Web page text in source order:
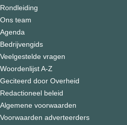
Rondleiding
Ons team
Agenda
Bedrijvengids
Veelgestelde vragen
Woordenlijst A-Z
Geciteerd door Overheid
Redactioneel beleid
Algemene voorwaarden
Voorwaarden adverteerders